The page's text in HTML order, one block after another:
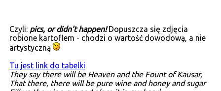
Czyli: pics, or didn't happen!Dopuszcza się zdjęcia
robione kartoflem - chodzi o wartość dowodową, a nie
artystyczną
Tu jest link do tabelki
They say there will be Heaven and the Fount of Kausar,
That there, there will be pure wine and honey and sugar